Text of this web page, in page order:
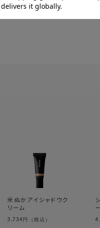
米ぬかアイシャドウク
リーム
3,734 円（税込）
ー